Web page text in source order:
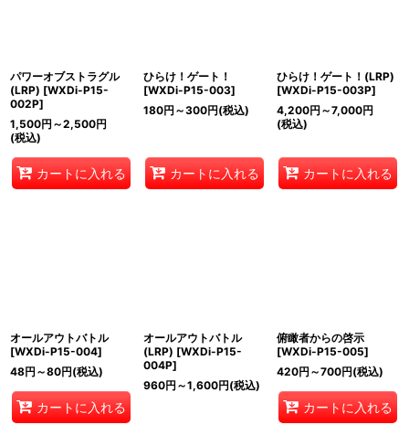
パワーオブストラグル
(LRP) [WXDi-P15-
002P]
1,500円 ～2,500円
(税込)
カートに入れる
ひらけ！ゲート！
[WXDi-P15-003]
180円 ～300円(税込)
カートに入れる
ひらけ！ゲート！(LRP)
[WXDi-P15-003P]
4,200円 ～7,000円
(税込)
カートに入れる
オールアウトバトル
[WXDi-P15-004]
48円 ～80円(税込)
カートに入れる
オールアウトバトル
(LRP) [WXDi-P15-
004P]
960円 ～1,600円(税込)
俯瞰者からの啓示
[WXDi-P15-005]
420円 ～700円(税込)
カートに入れる